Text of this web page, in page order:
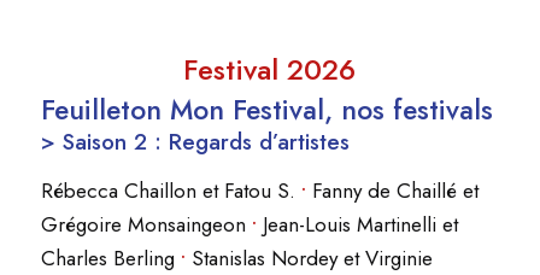
Festival 2026
Feuilleton Mon Festival, nos festivals
> Saison 2 : Regards d’artistes
Rébecca Chaillon et Fatou S. • Fanny de Chaillé et
Grégoire Monsaingeon • Jean-Louis Martinelli et
Charles Berling • Stanislas Nordey et Virginie